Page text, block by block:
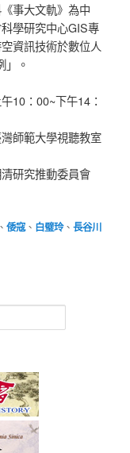
事大文軌》為中
學研究中心GIS專
資訊技術於數位人
」。
10：00~下午14：
師範大學視聽教室
研究推動委員會
倭寇、 白璧玲、長谷川